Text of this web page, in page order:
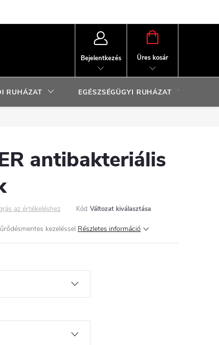
Bejelentkezés
KOSÁR
Üres kosár
RUHÁZAT EGÉSZSÉGÜGYI RUHÁZAT
antibakteriális
az értékeléshez Kód: Változat kiválasztása
kezeléssel Részletes információ